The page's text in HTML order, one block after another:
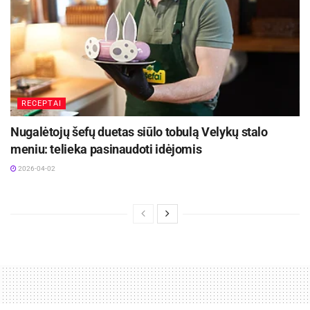
RECEPTAS
Lietuvoje atgimsta mažai girdėtas ingredientas
2026-06-24
RECEPTAI
Nugalėtojų šefų duetas siūlo tobulą Velykų stalo
meniu: telieka pasinaudoti idėjomis
2026-04-02